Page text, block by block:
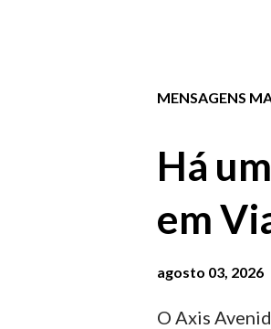
MENSAGENS
Há
em
agosto 03, 2026
O Axis